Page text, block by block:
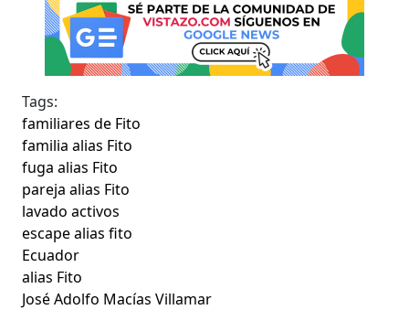
Tags:
familiares de Fito
familia alias Fito
fuga alias Fito
pareja alias Fito
lavado activos
escape alias fito
Ecuador
alias Fito
José Adolfo Macías Villamar